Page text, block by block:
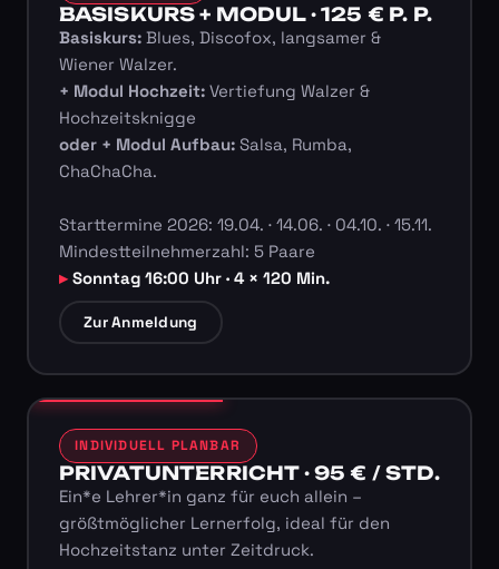
BASISKURS + MODUL · 125 € P. P.
Basiskurs:Blues, Discofox, langsamer &
Wiener Walzer.
+ Modul Hochzeit:Vertiefung Walzer &
Hochzeitsknigge
oder + Modul Aufbau:Salsa, Rumba,
ChaChaCha.
Starttermine 2026: 19.04. · 14.06. · 04.10. · 15.11.
Mindestteilnehmerzahl: 5 Paare
Sonntag 16:00 Uhr · 4 × 120 Min.
Zur Anmeldung
INDIVIDUELL PLANBAR
PRIVATUNTERRICHT · 95 € / STD.
Ein*e Lehrer*in ganz für euch allein –
größtmöglicher Lernerfolg, ideal für den
Hochzeitstanz unter Zeitdruck.